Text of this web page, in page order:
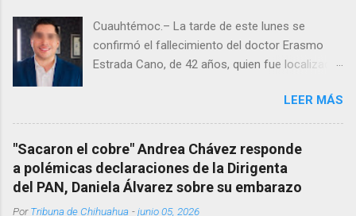
Cuauhtémoc.– La tarde de este lunes se
confirmó el fallecimiento del doctor Erasmo
Estrada Cano, de 42 años, quien fue localizado
Menonita, ubicada en el kilómetro 10 del
Corredor Comercial. Según reportes el médico
se habría quitado la vida mientras permanecía
encerrado en el consultorio, por lo que
autoridades tuvieron que derribar la puerta,
LEER MÁS
"Sacaron el cobre" Andrea Chávez responde
a polémicas declaraciones de la Dirigenta
del PAN, Daniela Álvarez sobre su embarazo
PorTribuna de Chihuahua -junio 05, 2026